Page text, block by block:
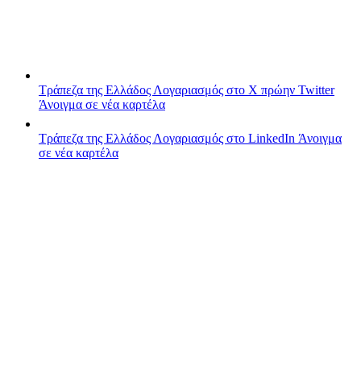
Τράπεζα της Ελλάδος Λογαριασμός στο X πρώην Twitter
Άνοιγμα σε νέα καρτέλα
Τράπεζα της Ελλάδος Λογαριασμός στο LinkedIn Άνοιγμα
σε νέα καρτέλα